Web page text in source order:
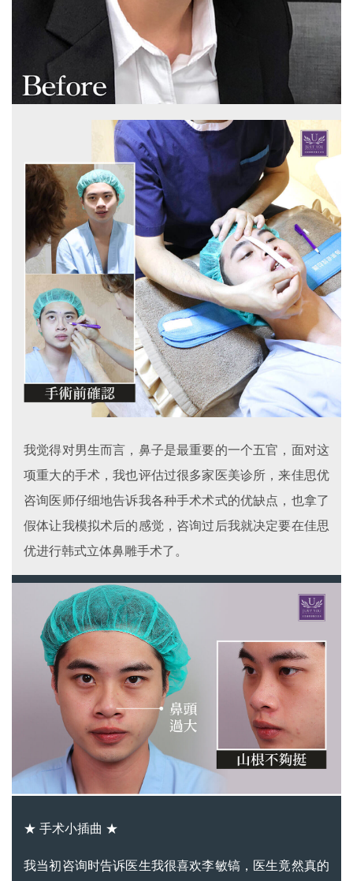
我觉得对男生而言，鼻子是最重要的一个五官，面对这
项重大的手术，我也评估过很多家医美诊所，来佳思优
咨询医师仔细地告诉我各种手术术式的优缺点，也拿了
假体让我模拟术后的感觉，咨询过后我就决定要在佳思
优进行韩式立体鼻雕手术了。
★ 手术小插曲 ★
我当初咨询时告诉医生我很喜欢李敏镐，医生竟然真的